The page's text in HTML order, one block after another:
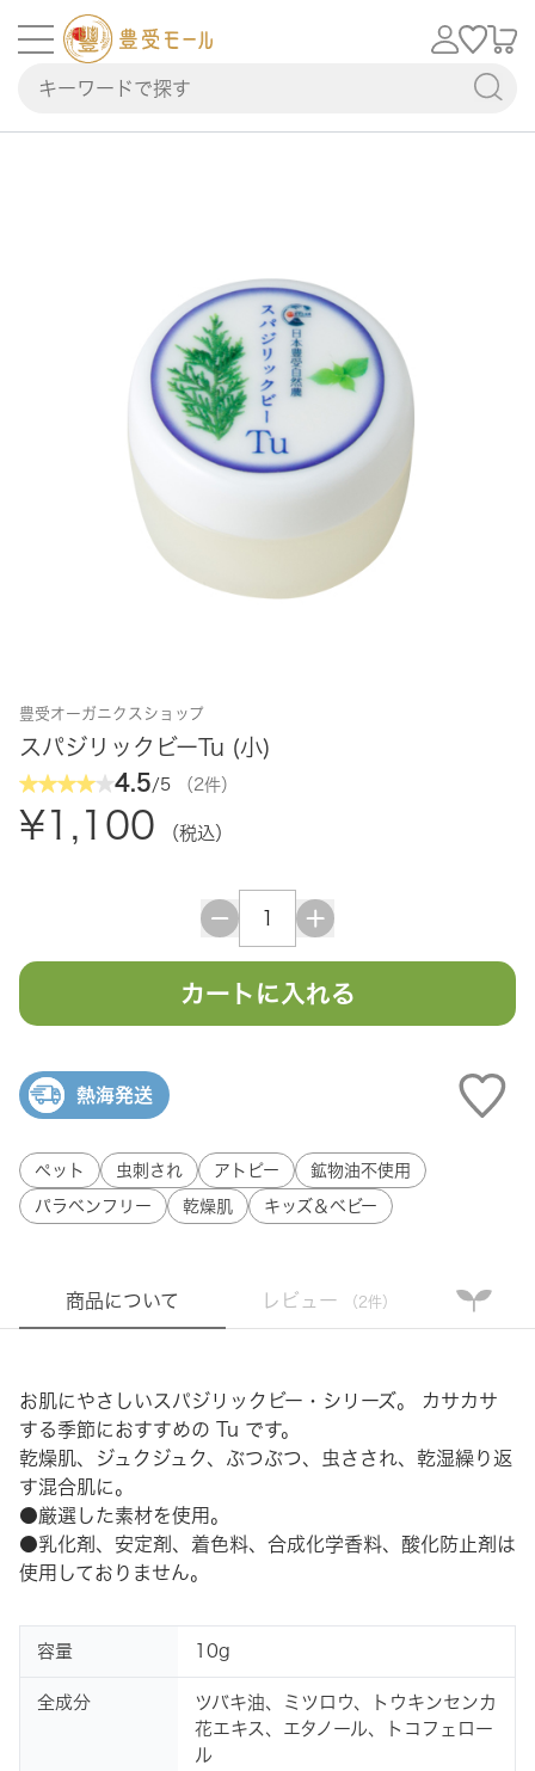
豊受オーガニクスショップ
スパジリックビーTu (小)
4.5/5 （2件）
¥1,100 （税込）
カートに入れる
熱海発送
ペット 虫刺され アトピー 鉱物油不使用
パラベンフリー 乾燥肌 キッズ＆ベビー
商品について レビュー （2件）
お肌にやさしいスパジリックビー・シリーズ。 カサカサ
する季節におすすめの Tu です。
乾燥肌、ジュクジュク、ぶつぶつ、虫さされ、乾湿繰り返
す混合肌に。
●厳選した素材を使用。
●乳化剤、安定剤、着色料、合成化学香料、酸化防止剤は
使用しておりません。
容量 10g
全成分
ツバキ油、ミツロウ、トウキンセンカ
花エキス、エタノール、トコフェロー
ル